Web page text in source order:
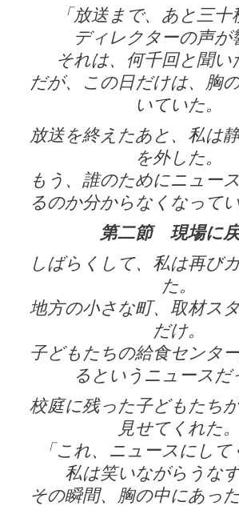
「放送まで、あと三十
ディレクターの声が
それは、何千回と聞い
だが、この日だけは、胸
いていた。
放送を終えたあと、私は
を外した。
もう、誰のためにニュー
るのか分からなくなって
第二節 現場に
しばらくして、私は再び
た。
地方の小さな町、取材ス
だけ。
子どもたちの給食センタ
るというニュースだ
校庭に残った子どもたち
見せてくれた。
「これ、ニュースにして
私は笑いながらうなず
その瞬間、胸の中にあっ